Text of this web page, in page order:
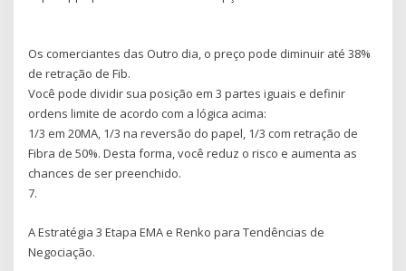
Os comerciantes das Outro dia, o preço pode diminuir até 38%
de retração de Fib.
Você pode dividir sua posição em 3 partes iguais e definir
ordens limite de acordo com a lógica acima:
1/3 em 20MA, 1/3 na reversão do papel, 1/3 com retração de
Fibra de 50%. Desta forma, você reduz o risco e aumenta as
chances de ser preenchido.
7.
A Estratégia 3 Etapa EMA e Renko para Tendências de
Negociação.